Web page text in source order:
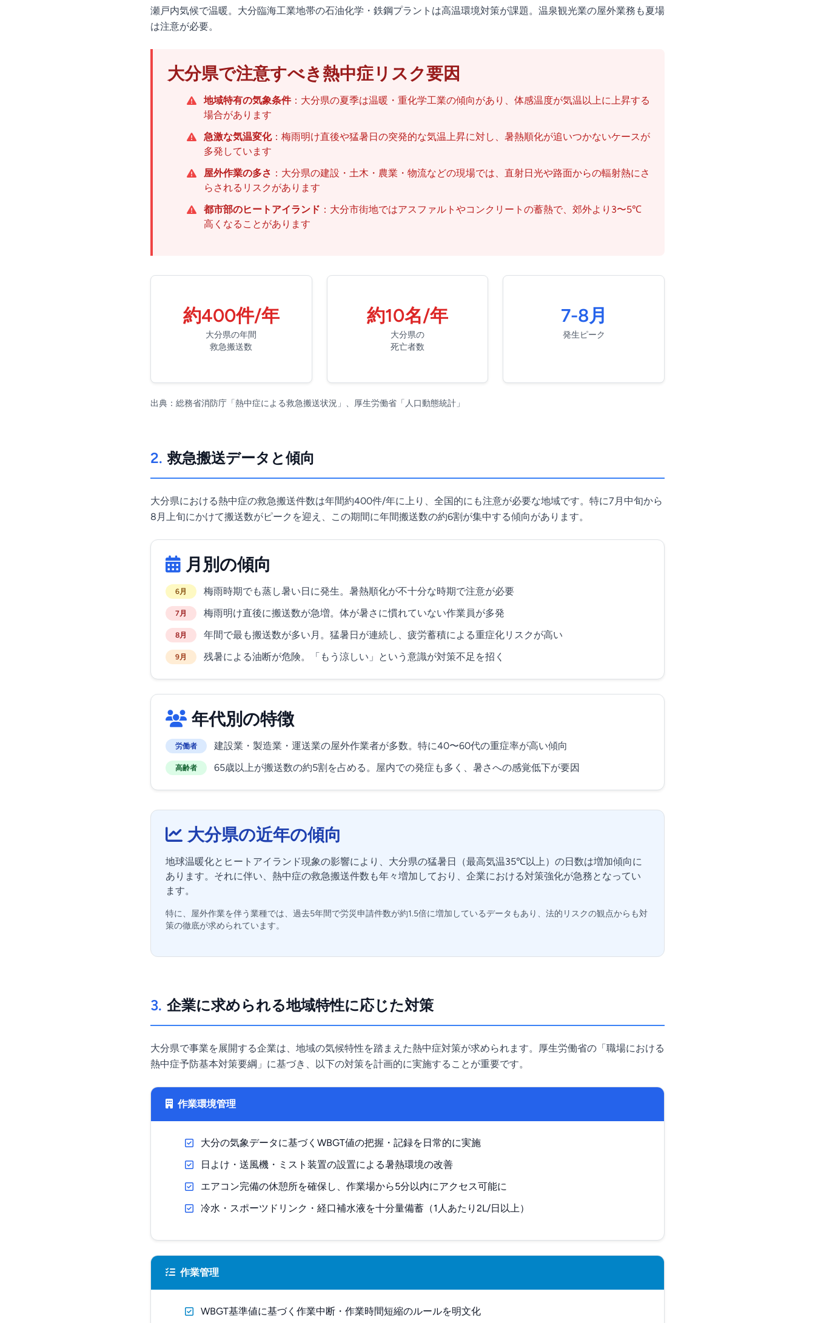
瀬戸内気候で温暖。大分臨海工業地帯の石油化学・鉄鋼プラントは高温環境対策が課題。温泉観光業の屋外業務も夏場
は注意が必要。
大分県で注意すべき熱中症リスク要因
地域特有の気象条件：大分県の夏季は温暖・重化学工業の傾向があり、体感温度が気温以上に上昇する
場合があります
急激な気温変化：梅雨明け直後や猛暑日の突発的な気温上昇に対し、暑熱順化が追いつかないケースが
多発しています
屋外作業の多さ ：大分県の建設・土木・農業・物流などの現場では、直射日光や路面からの輻射熱にさ
らされるリスクがあります
都市部のヒートアイランド ：大分市街地ではアスファルトやコンクリートの蓄熱で、郊外より3〜5℃
高くなることがあります
約400件/年
大分県の年間
救急搬送数
約10名/年
大分県の
死亡者数
7-8月
発生ピーク
出典：総務省消防庁「熱中症による救急搬送状況」、厚生労働省「人口動態統計」
2. 救急搬送データと傾向
大分県における熱中症の救急搬送件数は年間約400件/年に上り、全国的にも注意が必要な地域です。特に7月中旬から
8月上旬にかけて搬送数がピークを迎え、この期間に年間搬送数の約6割が集中する傾向があります。
月別の傾向
6月 梅雨時期でも蒸し暑い日に発生。暑熱順化が不十分な時期で注意が必要
7月 梅雨明け直後に搬送数が急増。体が暑さに慣れていない作業員が多発
8月 年間で最も搬送数が多い月。猛暑日が連続し、疲労蓄積による重症化リスクが高い
9月 残暑による油断が危険。「もう涼しい」という意識が対策不足を招く
年代別の特徴
労働者 建設業・製造業・運送業の屋外作業者が多数。特に40〜60代の重症率が高い傾向
高齢者 65歳以上が搬送数の約5割を占める。屋内での発症も多く、暑さへの感覚低下が要因
大分県の近年の傾向
地球温暖化とヒートアイランド現象の影響により、大分県の猛暑日（最高気温35℃以上）の日数は増加傾向に
あります。それに伴い、熱中症の救急搬送件数も年々増加しており、企業における対策強化が急務となってい
ます。
特に、屋外作業を伴う業種では、過去5年間で労災申請件数が約1.5倍に増加しているデータもあり、法的リスクの観点からも対
策の徹底が求められています。
3. 企業に求められる地域特性に応じた対策
大分県で事業を展開する企業は、地域の気候特性を踏まえた熱中症対策が求められます。厚生労働省の「職場における
熱中症予防基本対策要綱」に基づき、以下の対策を計画的に実施することが重要です。
作業環境管理
大分の気象データに基づくWBGT値の把握・記録を日常的に実施
日よけ・送風機・ミスト装置の設置による暑熱環境の改善
エアコン完備の休憩所を確保し、作業場から5分以内にアクセス可能に
冷水・スポーツドリンク・経口補水液を十分量備蓄（1人あたり2L/日以上）
作業管理
WBGT基準値に基づく作業中断・作業時間短縮のルールを明文化